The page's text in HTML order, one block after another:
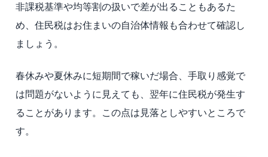
非課税基準や均等割の扱いで差が出ることもあるた
め、住民税はお住まいの自治体情報も合わせて確認し
ましょう。
春休みや夏休みに短期間で稼いだ場合、手取り感覚で
は問題がないように見えても、翌年に住民税が発生す
ることがあります。この点は見落としやすいところで
す。